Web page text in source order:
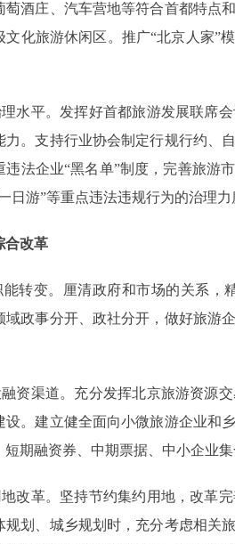
萄酒庄、汽车营地等符合首都特点
文化旅游休闲区。推广“北京人家”
平。发挥好首都旅游发展联席会
力。支持行业协会制定行规行约、
违法企业“黑名单”制度，完善旅游
日游”等重点违法违规行为的治理
合改革
变。厘清政府和市场的关系，
域政事分开、政社分开，做好旅游
渠道。充分发挥北京旅游资源交
设。建立健全面向小微旅游企业和
短期融资券、中期票据、中小企业
革。坚持节约集约用地，改革完
规划、城乡规划时，充分考虑相关